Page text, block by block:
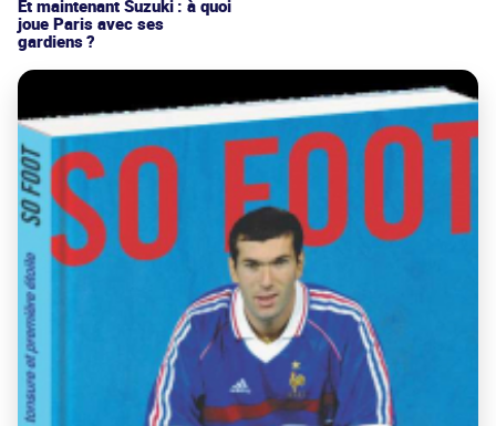
Et maintenant Suzuki : à quoi
joue Paris avec ses
gardiens ?